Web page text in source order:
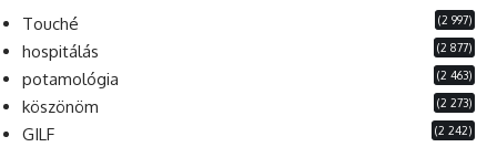
Touché (2 997)
hospitálás (2 877)
potamológia (2 463)
köszönöm (2 273)
GILF (2 242)